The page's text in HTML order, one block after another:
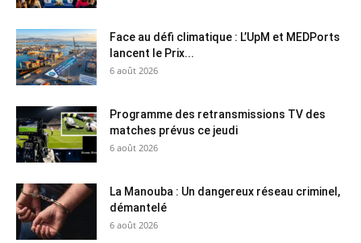
Face au défi climatique : L’UpM et MEDPorts
lancent le Prix...
6 août 2026
Programme des retransmissions TV des
matches prévus ce jeudi
6 août 2026
La Manouba : Un dangereux réseau criminel,
démantelé
6 août 2026